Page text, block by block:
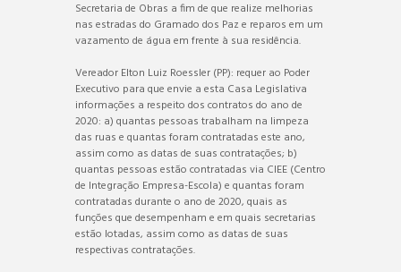
Secretaria de Obras a fim de que realize melhorias
nas estradas do Gramado dos Paz e reparos em um
vazamento de água em frente à sua residência.
Vereador Elton Luiz Roessler (PP): requer ao Poder
Executivo para que envie a esta Casa Legislativa
informações a respeito dos contratos do ano de
2020: a) quantas pessoas trabalham na limpeza
das ruas e quantas foram contratadas este ano,
assim como as datas de suas contratações; b)
quantas pessoas estão contratadas via CIEE (Centro
de Integração Empresa-Escola) e quantas foram
contratadas durante o ano de 2020, quais as
funções que desempenham e em quais secretarias
estão lotadas, assim como as datas de suas
respectivas contratações.